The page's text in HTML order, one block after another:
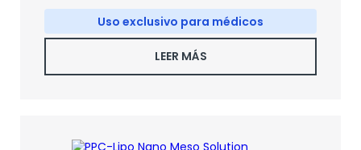
Uso exclusivo para médicos
LEER MÁS